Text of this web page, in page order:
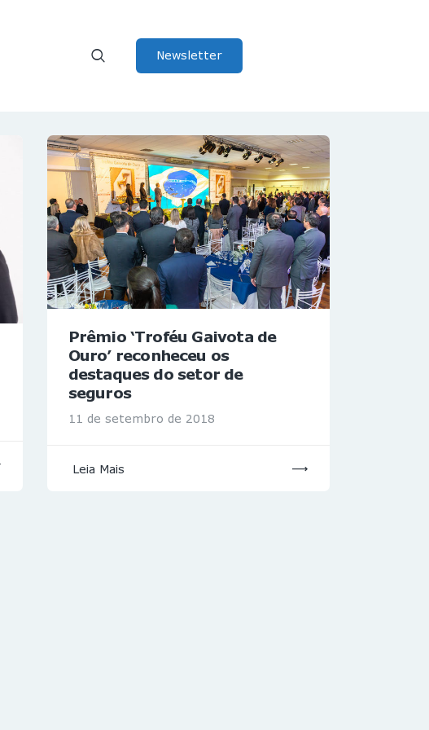
Newsletter
Prêmio ‘Troféu Gaivota de
Ouro’ reconheceu os
destaques do setor de
seguros
11 de setembro de 2018
Leia Mais